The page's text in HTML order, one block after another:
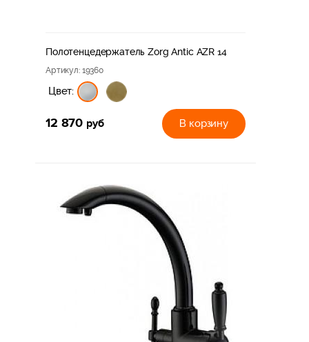
Полотенцедержатель Zorg Antic AZR 14
Артикул: 19360
Цвет:
12 870 руб В корзину